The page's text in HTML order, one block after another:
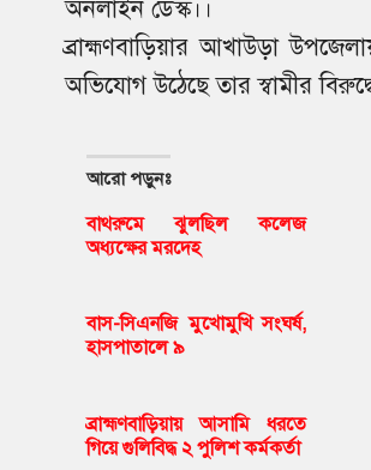
অনলাইন ডেস্ক।।
ব্রাহ্মণবাড়িয়ার আখাউড়া
অভিযোগ উঠেছে তার স্বামীর
আরো পড়ুনঃ
বাথরুমে ঝুলছিল কলেজ
অধ্যক্ষের মরদেহ
বাস-সিএনজি মুখোমুখি সংঘর্ষ,
হাসপাতালে ৯
ব্রাহ্মণবাড়িয়ায় আসামি ধরতে
গিয়ে গুলিবিদ্ধ ২ পুলিশ কর্মকর্তা